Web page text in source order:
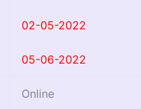
02-05-2022
05-06-2022
Online